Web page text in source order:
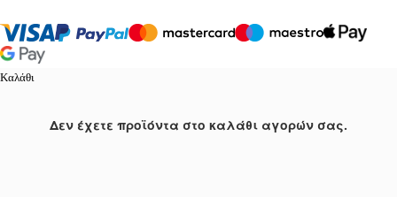
Καλάθι
Δεν έχετε προϊόντα στο καλάθι αγορών σας.